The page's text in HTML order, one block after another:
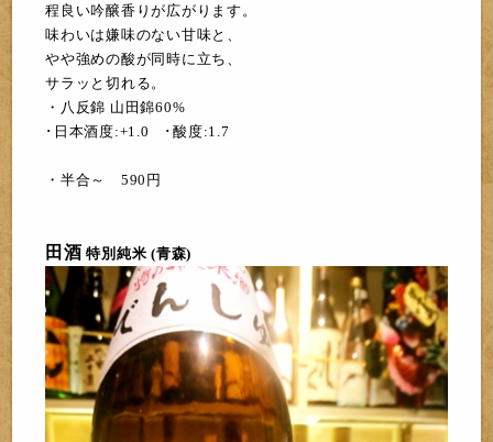
程良い吟醸香りが広がります。
味わいは嫌味のない甘味と、
やや強めの酸が同時に立ち、
サラッと切れる。
・八反錦 山田錦60%
･日本酒度:+1.0 ･酸度:1.7
・半合～ 590 円
田酒 特別純米 (青森)